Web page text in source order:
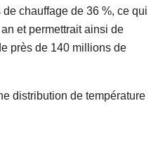
chauffage de 36 %, ce qui
et permettrait ainsi de
près de 140 millions de
distribution de température